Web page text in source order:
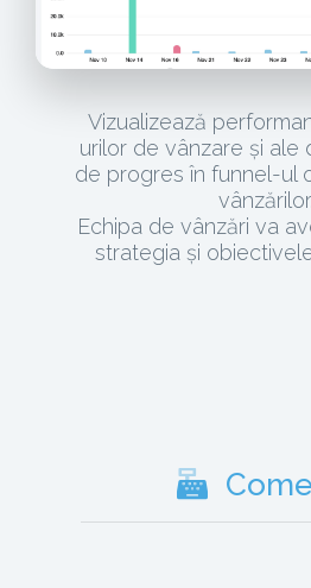
Vizualizează
urilor de vânzare și ale
de progres în funnel-ul
vânzărilor.
Echipa de vânzări va
strategia și